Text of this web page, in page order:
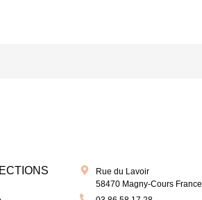
Rue du Lavoir
58470 Magny-Cours France